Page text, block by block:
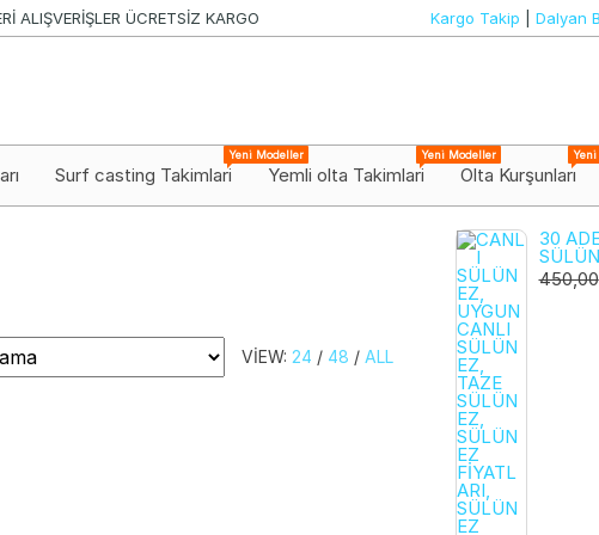
ALIŞVERİŞLER ÜCRETSİZ KARGO Kargo Takip Dalyan
Surf casting Takimlari
Yeni Modeller
Yemli olta Takimlari
Yeni Modeller
Olta Kurşunları
VIEW: 24 / 48 / ALL
30
450,00